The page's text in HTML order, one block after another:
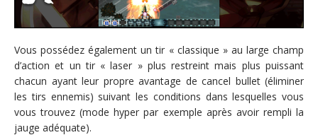
Vous possédez également un tir « classique » au large champ
d’action et un tir « laser » plus restreint mais plus puissant
chacun ayant leur propre avantage de cancel bullet (éliminer
les tirs ennemis) suivant les conditions dans lesquelles vous
vous trouvez (mode hyper par exemple après avoir rempli la
jauge adéquate).